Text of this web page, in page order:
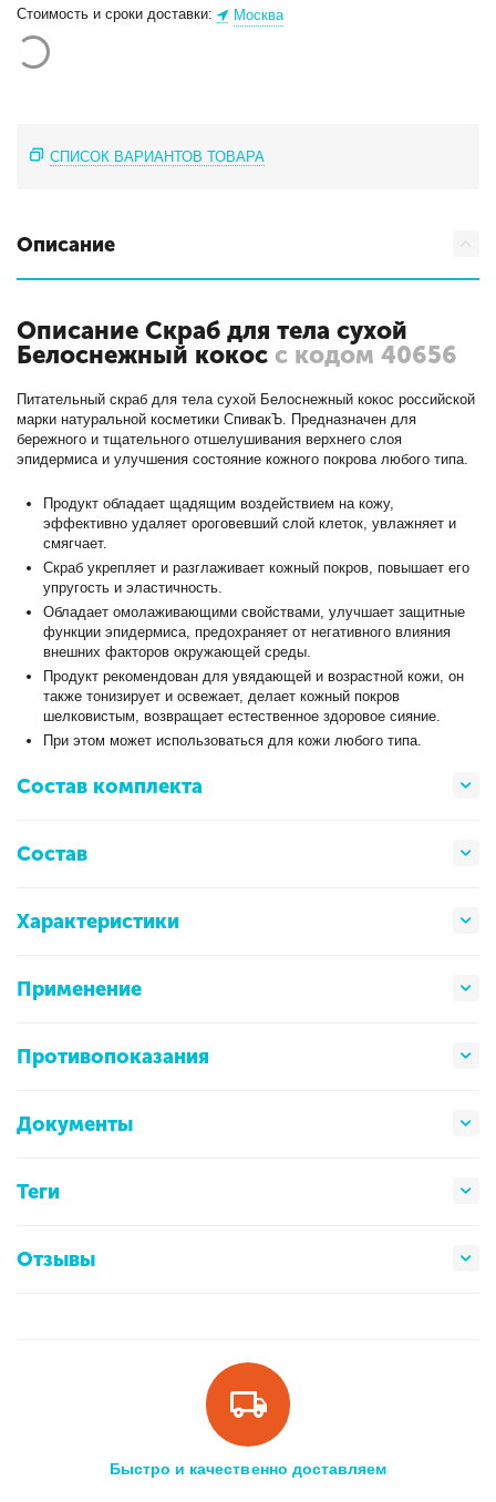
Стоимость и сроки доставки: Москва
СПИСОК ВАРИАНТОВ ТОВАРА
Описание
Описание Скраб для тела сухой
Белоснежный кокос с кодом 40656
Питательный скраб для тела сухой Белоснежный кокос российской
марки натуральной косметики СпивакЪ. Предназначен для
бережного и тщательного отшелушивания верхнего слоя
эпидермиса и улучшения состояние кожного покрова любого типа.
Продукт обладает щадящим воздействием на кожу,
эффективно удаляет ороговевший слой клеток, увлажняет и
смягчает.
Скраб укрепляет и разглаживает кожный покров, повышает его
упругость и эластичность.
Обладает омолаживающими свойствами, улучшает защитные
функции эпидермиса, предохраняет от негативного влияния
внешних факторов окружающей среды.
Продукт рекомендован для увядающей и возрастной кожи, он
также тонизирует и освежает, делает кожный покров
шелковистым, возвращает естественное здоровое сияние.
При этом может использоваться для кожи любого типа.
Состав комплекта
Состав
Характеристики
Применение
Противопоказания
Документы
Теги
Отзывы
Быстро и качественно доставляем